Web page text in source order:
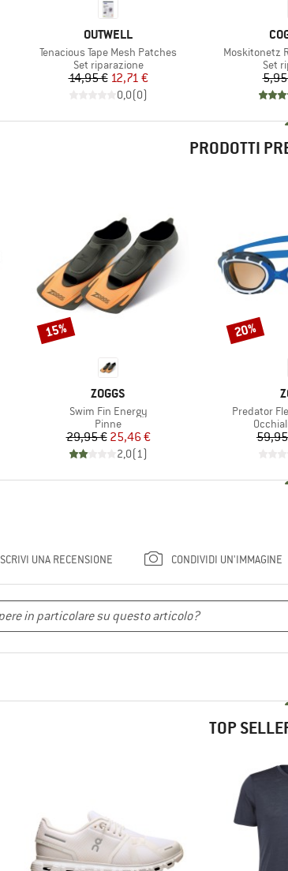
MARCHIO
OUTWELL
Articolo
Tenacious Tape Mesh Patches
Gruppo di prodotti
Set riparazione
Prezzo
14,95 €Prezzo ridotto
12,71 €
0,0(0)
Articolo
Moskitonetz
Set
PRODOTTI
MARCHIO
ZOGGS
Articolo
Swim Fin Energy
Gruppo di prodotti
Pinne
Prezzo
29,95 €Prezzo ridotto
25,46 €
2,0(1)
Sconto
15%
Articolo
Predator
Sconto
20%
SCRIVI UNA RECENSIONE CONDIVIDI UN'IMMAGINE
TOP